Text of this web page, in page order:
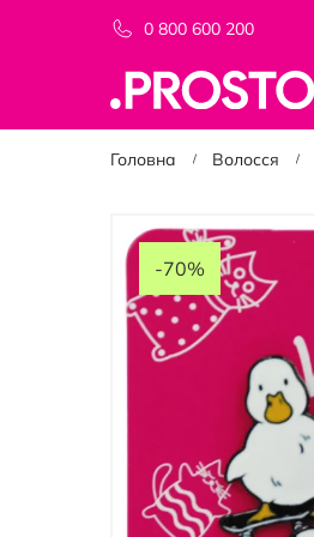
0 800 600 200
Головна Волосся
Перейти
до
галереї
зображень
-70%